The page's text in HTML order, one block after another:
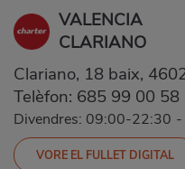
VALENCIA
CLARIANO
Clariano, 18 baix,
Telèfon: 685 99 00 58
Divendres: 09:00-22:30 -
VORE EL FULLET DIGITAL